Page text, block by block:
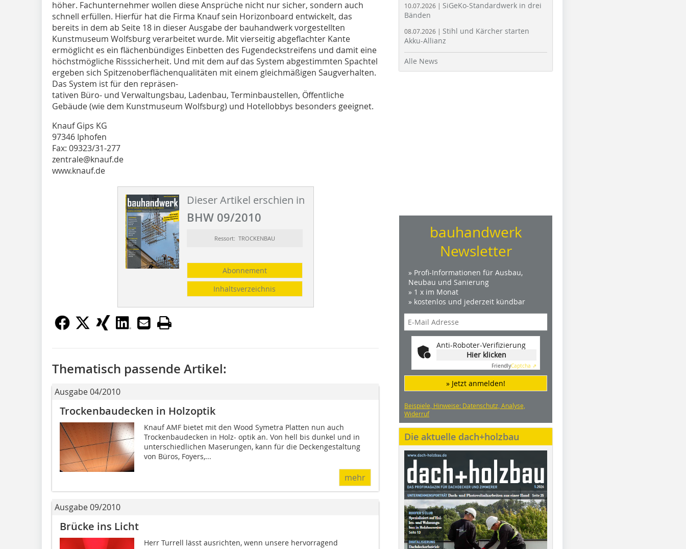
höher. Fachunternehmer wollen diese Ansprüche nicht nur sicher, sondern auch
schnell erfüllen. Hierfür hat die Firma Knauf sein Horizonboard entwickelt, das
bereits in dem ab Seite 18 in dieser Ausgabe der bauhandwerk vorgestellten
Kunstmuseum Wolfsburg verarbeitet wurde. Mit vierseitig abgeflachter Kante
ermöglicht es ein flächenbündiges Einbetten des Fugendeckstreifens und damit eine
höchstmögliche Risssicherheit. Und mit dem auf das System abgestimmten Spachtel
ergeben sich Spitzenoberflächenqualitäten mit einem gleichmäßigen Saugverhalten.
Das System ist für den repräse­n-
tativen Büro- und Verwaltungs­bau, Ladenbau, Terminbaustellen, Öffentliche
Gebäude (wie dem Kunstmuseum Wolfsburg) und Hotellobbys besonders geeignet.
Knauf Gips KG
97346 Iphofen
Fax: 09323/31-277
zentrale@knauf.de
www.knauf.de
Dieser Artikel erschien in
BHW 09/2010
Ressort: TROCKENBAU
Abonnement
Inhaltsverzeichnis
Thematisch passende Artikel:
Ausgabe 04/2010
Trockenbaudecken in Holzoptik
Knauf AMF bietet mit den Wood Symetra Platten nun auch
Trockenbaudecken in Holz- optik an. Von hell bis dunkel und in
unterschiedlichen Maserungen, kann für die Deckengestaltung
von Büros, Foyers,...
mehr
Ausgabe 09/2010
Brücke ins Licht
Herr Turrell lässt ausrichten, wenn unsere hervorragend
10.07.2026 | SiGeKo-Standardwerk in drei
Bänden
08.07.2026 | Stihl und Kärcher starten
Akku-Allianz
Alle News
bauhandwerk
Newsletter
» Profi-Informationen für Ausbau,
Neubau und Sanierung
» 1 x im Monat
» kostenlos und jederzeit kündbar
Anti-Roboter-Verifizierung
Hier klicken
FriendlyCaptcha ⇗
» Jetzt anmelden!
Beispiele, Hinweise: Datenschutz, Analyse,
Widerruf
Die aktuelle dach+holzbau